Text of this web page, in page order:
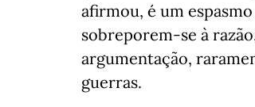
afirmou, é um
sobreporem-se à
argumentação,
guerras.